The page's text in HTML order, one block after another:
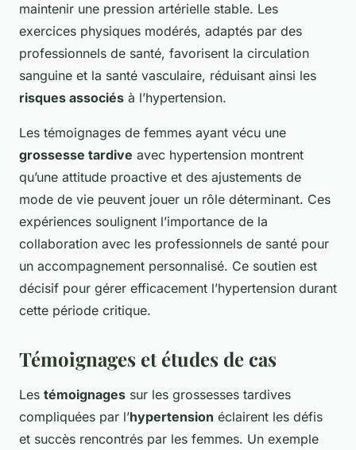
maintenir une pression artérielle stable. Les
exercices physiques modérés, adaptés par des
professionnels de santé, favorisent la circulation
sanguine et la santé vasculaire, réduisant ainsi les
risques associés à l’hypertension.
Les témoignages de femmes ayant vécu une
grossesse tardive avec hypertension montrent
qu’une attitude proactive et des ajustements de
mode de vie peuvent jouer un rôle déterminant. Ces
expériences soulignent l’importance de la
collaboration avec les professionnels de santé pour
un accompagnement personnalisé. Ce soutien est
décisif pour gérer efficacement l’hypertension durant
cette période critique.
Témoignages et études de cas
Les témoignages sur les grossesses tardives
compliquées par l’hypertension éclairent les défis
et succès rencontrés par les femmes. Un exemple